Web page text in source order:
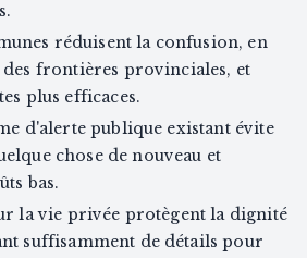
réduisent la confusion, en
frontières provinciales, et
plus efficaces.
d'alerte publique existant évite
chose de nouveau et
bas.
la vie privée protègent la dignité
suffisamment de détails pour